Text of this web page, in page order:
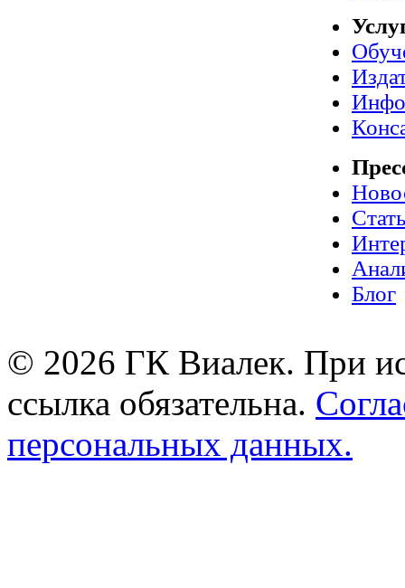
Блог
© 2026 ГК Виалек. При
ссылка обязательна.
персональных данных.